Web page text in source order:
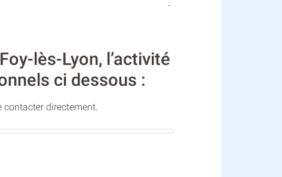
-
lès-Lyon, l’activité
ci dessous :
directement.